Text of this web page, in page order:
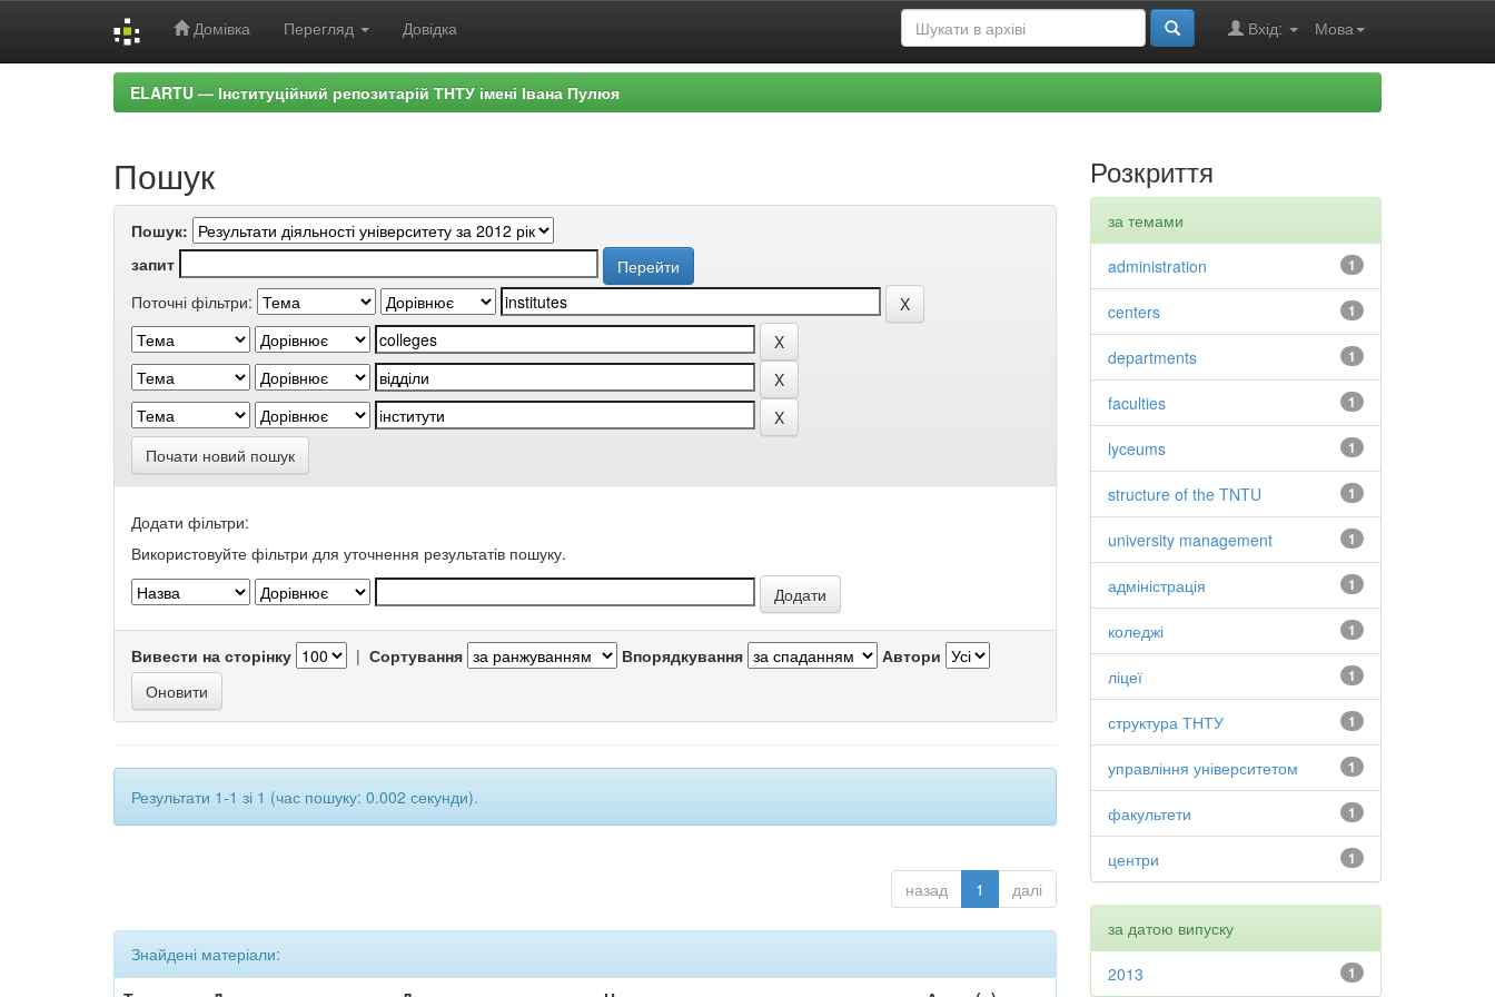
Домівка Перегляд Довідка Мова
Вхід:
ELARTU — Інституційний репозитарій ТНТУ імені Івана Пулюя
Пошук
Пошук:
запит
Поточні фільтри:
Почати новий пошук
Додати фільтри:
Використовуйте фільтри для уточнення результатів пошуку.
Вивести на сторінку | Сортування Впорядкування Автори
Результати 1-1 зі 1 (час пошуку: 0.002 секунди).
назад 1 далі
Знайдені матеріали:
Розкриття
за темами
1
administration
1
centers
1
departments
1
faculties
1
lyceums
1
structure of the TNTU
1
university management
1
адміністрація
1
коледжі
1
ліцеї
1
структура ТНТУ
1
управління університетом
1
факультети
1
центри
за датою випуску
1
2013